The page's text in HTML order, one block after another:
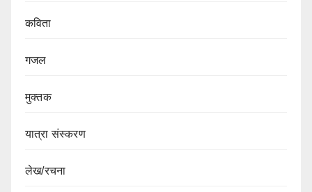
कविता
गजल
मुक्तक
यात्रा संस्करण
लेख/रचना